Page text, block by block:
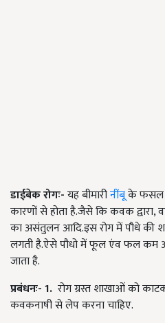
डाईबेक रोगः-यह बीमारीनींबूके फसल
कारणों से होता है.जैसे कि कवक द्वारा,
का असंतुलन आदि.इस रोग में पौधे की
लगती है.ऐसे पौधो में फूल एंव फल कम
जाता है.
प्रबंधनः-1. रोग ग्रस्त शाखाओं को
कवकनाषी से लेप करना चाहिए.